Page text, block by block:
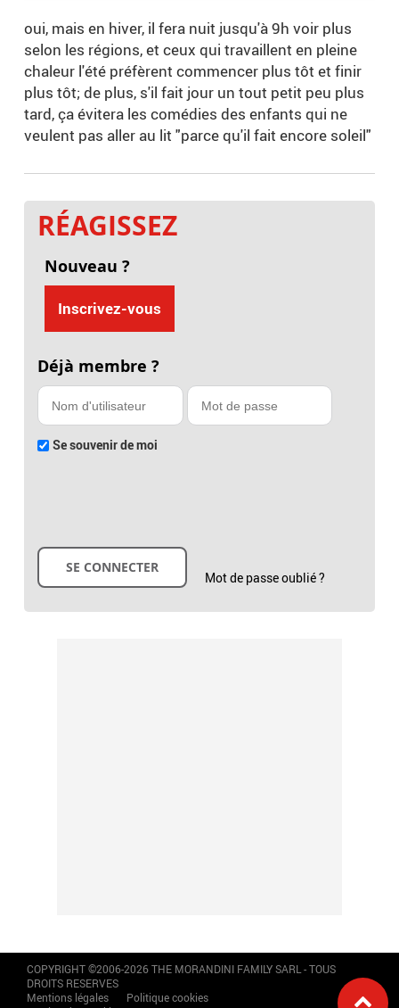
oui, mais en hiver, il fera nuit jusqu'à 9h voir plus
selon les régions, et ceux qui travaillent en pleine
chaleur l'été préfèrent commencer plus tôt et finir
plus tôt; de plus, s'il fait jour un tout petit peu plus
tard, ça évitera les comédies des enfants qui ne
veulent pas aller au lit "parce qu'il fait encore soleil"
RÉAGISSEZ
Nouveau ?
Inscrivez-vous
Déjà membre ?
Se souvenir de moi
Mot de passe oublié ?
COPYRIGHT ©2006-2026 THE MORANDINI FAMILY SARL - TOUS
DROITS RESERVES
Mentions légales
Politique cookies